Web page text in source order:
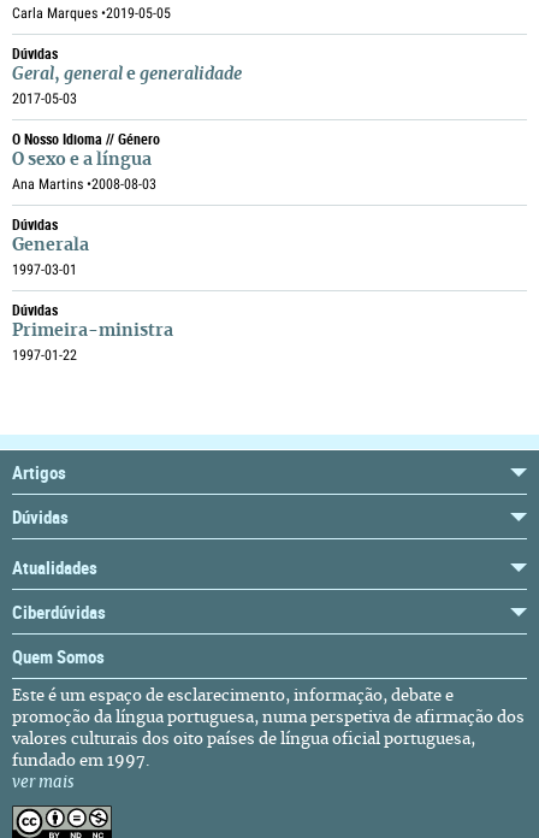
Carla Marques •2019-05-05
Dúvidas
Geral, general e generalidade
2017-05-03
O Nosso Idioma // Género
O sexo e a língua
Ana Martins •2008-08-03
Dúvidas
Generala
1997-03-01
Dúvidas
Primeira-ministra
1997-01-22
Artigos
Dúvidas
Atualidades
Ciberdúvidas
Quem Somos
Este é um espaço de esclarecimento, informação, debate e
promoção da língua portuguesa, numa perspetiva de afirmação dos
valores culturais dos oito países de língua oficial portuguesa,
fundado em 1997.
ver mais